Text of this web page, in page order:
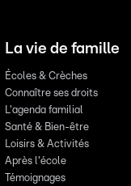
La vie de famille
Écoles & Crèches
Connaître ses droits
L'agenda familial
Santé & Bien-être
Loisirs & Activités
Après l'école
Témoignages